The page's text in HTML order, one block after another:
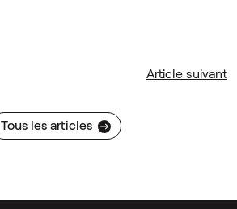
Tous les articles
Article suivant